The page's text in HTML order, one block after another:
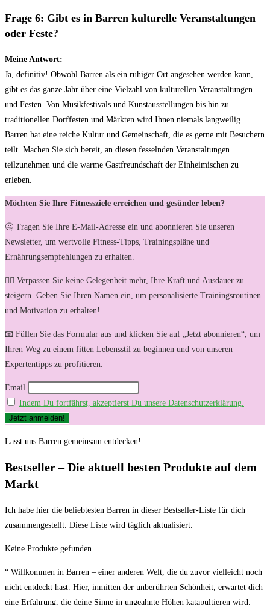
Frage 6: Gibt es in Barren kulturelle Veranstaltungen
oder Feste?
Meine Antwort:
Ja, definitiv! Obwohl Barren als ein ruhiger Ort angesehen werden kann,
gibt es das ganze Jahr über eine Vielzahl von kulturellen Veranstaltungen
und Festen. Von Musikfestivals und Kunstausstellungen bis hin zu
traditionellen Dorffesten und Märkten wird Ihnen niemals langweilig.
Barren hat eine reiche Kultur und Gemeinschaft, die es gerne mit Besuchern
teilt. Machen Sie sich bereit, an diesen fesselnden Veranstaltungen
teilzunehmen und die warme Gastfreundschaft der Einheimischen zu
erleben.
Möchten Sie Ihre Fitnessziele erreichen und gesünder leben?
🤔 Tragen Sie Ihre E-Mail-Adresse ein und abonnieren Sie unseren
Newsletter, um wertvolle Fitness-Tipps, Trainingspläne und
Ernährungsempfehlungen zu erhalten.
🏋️‍♀️ Verpassen Sie keine Gelegenheit mehr, Ihre Kraft und Ausdauer zu
steigern. Geben Sie Ihren Namen ein, um personalisierte Trainingsroutinen
und Motivation zu erhalten!
📧 Füllen Sie das Formular aus und klicken Sie auf „Jetzt abonnieren“, um
Ihren Weg zu einem fitten Lebensstil zu beginnen und von unseren
Expertentipps zu profitieren.
Email
Indem Du fortfährst, akzeptierst Du unsere Datenschutzerklärung.
Lasst uns Barren gemeinsam entdecken!
Bestseller – Die aktuell ⁣besten⁤ Produkte auf dem
Markt
Ich habe ​hier ⁢die beliebtesten Barren in dieser Bestseller-Liste für dich
zusammengestellt. ‍Diese⁢ Liste wird täglich aktualisiert.
Keine Produkte gefunden.
“ Willkommen in Barren – einer‍ anderen Welt,​ die du zuvor ‌vielleicht‌ noch
nicht entdeckt hast. Hier, ​inmitten der unberührten Schönheit, erwartet ‌dich
eine⁣ Erfahrung, die deine Sinne in ungeahnte ‌Höhen katapultieren wird.